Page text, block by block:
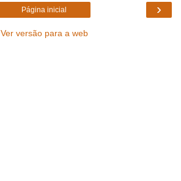
›
Página inicial
Ver versão para a web